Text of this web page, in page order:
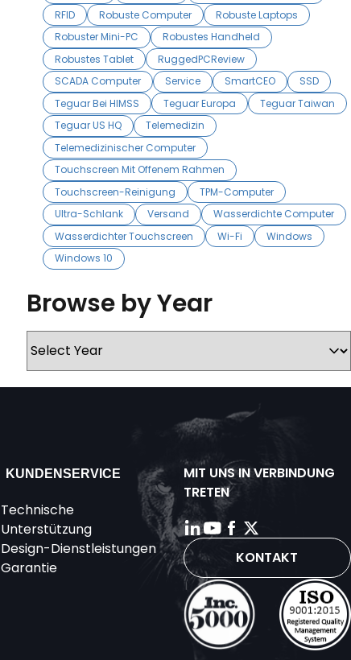
RFID
Robuste Computer
Robuste Laptops
Robuster Mini-PC
Robustes Handheld
Robustes Tablet
RuggedPCReview
SCADA Computer
Service SmartCEO
SSD
Teguar Bei HIMSS
Teguar Europa
Teguar Taiwan
Teguar US HQ
Telemedizin
Telemedizinischer Computer
Touchscreen Mit Offenem Rahmen
Touchscreen-Reinigung
TPM-Computer
Ultra-Schlank
Versand
Wasserdichte Computer
Wasserdichter Touchscreen
Wi-Fi
Windows
Windows 10
Browse by Year
KUNDENSERVICE
Technische
Unterstützung
Design-Dienstleistungen
Garantie
MIT UNS IN VERBINDUNG
TRETEN
KONTAKT